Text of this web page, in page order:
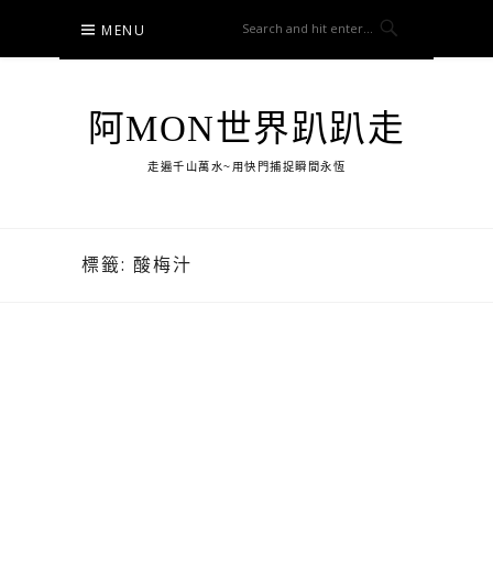
content
MENU
阿MON世界趴趴走
走遍千山萬水~用快門捕捉瞬間永恆
標籤: 酸梅汁